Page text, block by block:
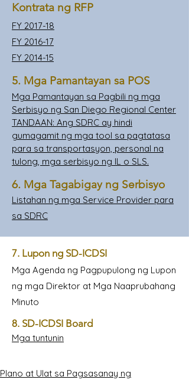
Kontrata ng RFP
FY 2017-18
FY 2016-17
FY 2014-15
5. Mga Pamantayan sa POS
Mga Pamantayan sa Pagbili ng mga
Serbisyo ng San Diego Regional Center
TANDAAN: Ang SDRC ay hindi
gumagamit ng mga tool sa pagtatasa
para sa transportasyon, personal na
tulong, mga serbisyo ng IL o SLS.
6. Mga Tagabigay ng Serbisyo
Listahan ng mga Service Provider para
sa SDRC
7. Lupon ng SD-ICDSI
Mga Agenda ng Pagpupulong ng Lupon
ng mga Direktor at Mga Naaprubahang
Minuto
8. SD-ICDSI Board
Mga tuntunin
Plano at Ulat sa Pagsasanay ng